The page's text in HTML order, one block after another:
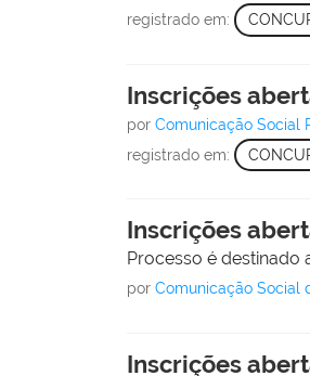
registrado em:
Inscrições
porComunicação Social
registrado em:
Inscrições
Processo é destinado
porComunicação Social
Inscrições